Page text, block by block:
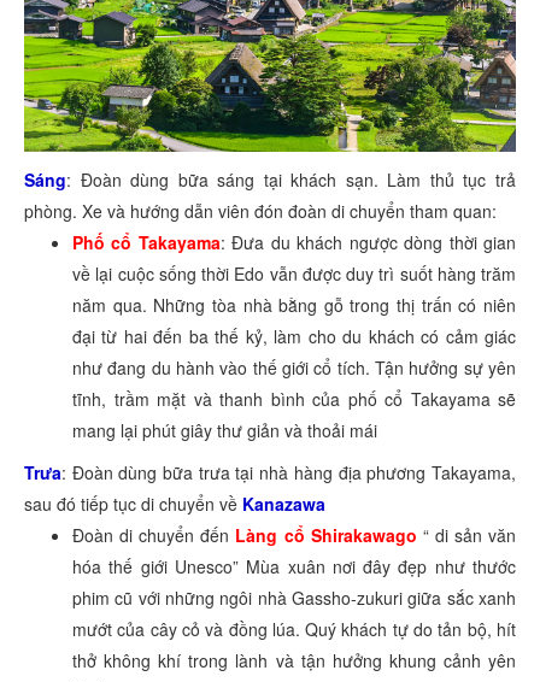
Sáng: Đoàn dùng bữa sáng tại khách sạn. Làm thủ tục trả
phòng. Xe và hướng dẫn viên đón đoàn di chuyển tham quan:
Phố cổ Takayama: Đưa du khách ngược dòng thời gian
về lại cuộc sống thời Edo vẫn được duy trì suốt hàng trăm
năm qua. Những tòa nhà bằng gỗ trong thị trấn có niên
đại từ hai đến ba thế kỷ, làm cho du khách có cảm giác
như đang du hành vào thế giới cổ tích. Tận hưởng sự yên
tĩnh, trầm mặt và thanh bình của phố cổ Takayama sẽ
mang lại phút giây thư giản và thoải mái
Trưa: Đoàn dùng bữa trưa tại nhà hàng địa phương Takayama,
sau đó tiếp tục di chuyển về Kanazawa
Đoàn di chuyển đến Làng cổ Shirakawago “ di sản văn
hóa thế giới Unesco” Mùa xuân nơi đây đẹp như thước
phim cũ với những ngôi nhà Gassho-zukuri giữa sắc xanh
mướt của cây cỏ và đồng lúa. Quý khách tự do tản bộ, hít
thở không khí trong lành và tận hưởng khung cảnh yên